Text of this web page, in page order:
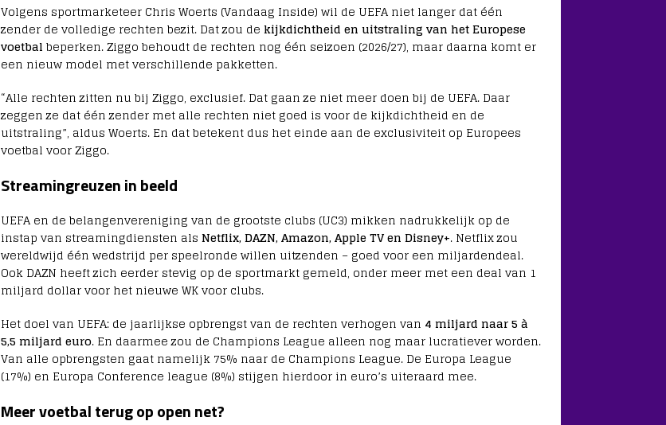
Volgens sportmarketeer Chris Woerts (Vandaag Inside) wil de UEFA niet langer dat één
zender de volledige rechten bezit. Dat zou de kijkdichtheid en uitstraling van het Europese
voetbal beperken. Ziggo behoudt de rechten nog één seizoen (2026/27), maar daarna komt er
een nieuw model met verschillende pakketten.
“Alle rechten zitten nu bij Ziggo, exclusief. Dat gaan ze niet meer doen bij de UEFA. Daar
zeggen ze dat één zender met alle rechten niet goed is voor de kijkdichtheid en de
uitstraling”, aldus Woerts. En dat betekent dus het einde aan de exclusiviteit op Europees
voetbal voor Ziggo.
Streamingreuzen in beeld
UEFA en de belangenvereniging van de grootste clubs (UC3) mikken nadrukkelijk op de
instap van streamingdiensten als Netflix, DAZN, Amazon, Apple TV en Disney+. Netflix zou
wereldwijd één wedstrijd per speelronde willen uitzenden – goed voor een miljardendeal.
Ook DAZN heeft zich eerder stevig op de sportmarkt gemeld, onder meer met een deal van 1
miljard dollar voor het nieuwe WK voor clubs.
Het doel van UEFA: de jaarlijkse opbrengst van de rechten verhogen van 4 miljard naar 5 à
5,5 miljard euro. En daarmee zou de Champions League alleen nog maar lucratiever worden.
Van alle opbrengsten gaat namelijk 75% naar de Champions League. De Europa League
(17%) en Europa Conference league (8%) stijgen hierdoor in euro’s uiteraard mee.
Meer voetbal terug op open net?